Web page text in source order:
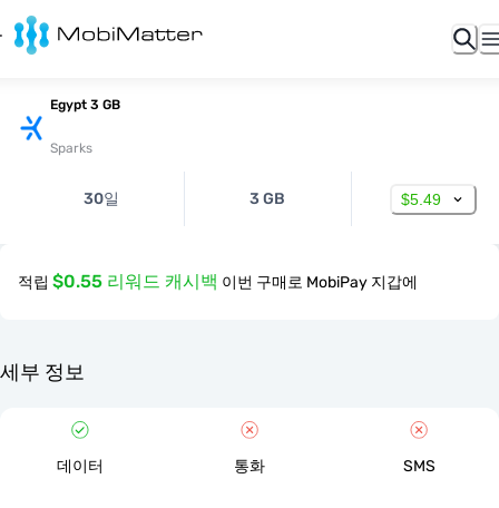
Egypt 3 GB
Sparks
30일 3 GB $5.49
적립 $0.55 리워드 캐시백 이번 구매로 MobiPay 지갑에
세부 정보
데이터 통화 SMS